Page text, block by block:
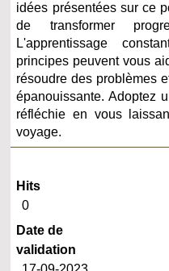
idées présentées sur ce
de transformer
L'apprentissage
principes peuvent vous
résoudre des problèmes
épanouissante. Adoptez
réfléchie en vous
voyage.
Hits
0
Date de
validation